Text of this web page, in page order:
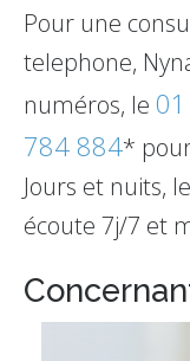
Pour une
telephone,
numéros, le
784 884*
Jours et nuits,
écoute 7j/7 et